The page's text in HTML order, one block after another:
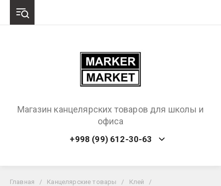
Магазин канцелярских товаров для школы и
офиса
+998 (99) 612-30-63
Главная / Канцелярские товары / Клей
/